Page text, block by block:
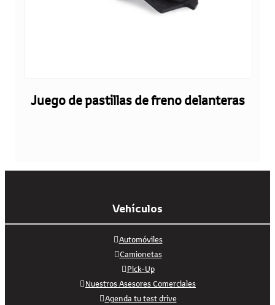
Juego de pastillas de freno delanteras
Vehículos
Automóviles
Camionetas
Pick-Up
Nuestros Asesores Comerciales
Agenda tu test drive